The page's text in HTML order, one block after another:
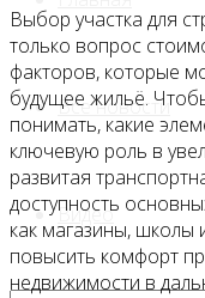
Все новости
Видео
Выбор участка для
только вопрос
факторов, которые
будущее жильё.
понимать, какие
ключевую роль в
развитая
доступность
как магазины, школы
повысить комфорт
недвижимости в